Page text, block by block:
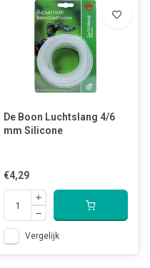
De Boon Luchtslang 4/6
mm Silicone
€4,29
Vergelijk